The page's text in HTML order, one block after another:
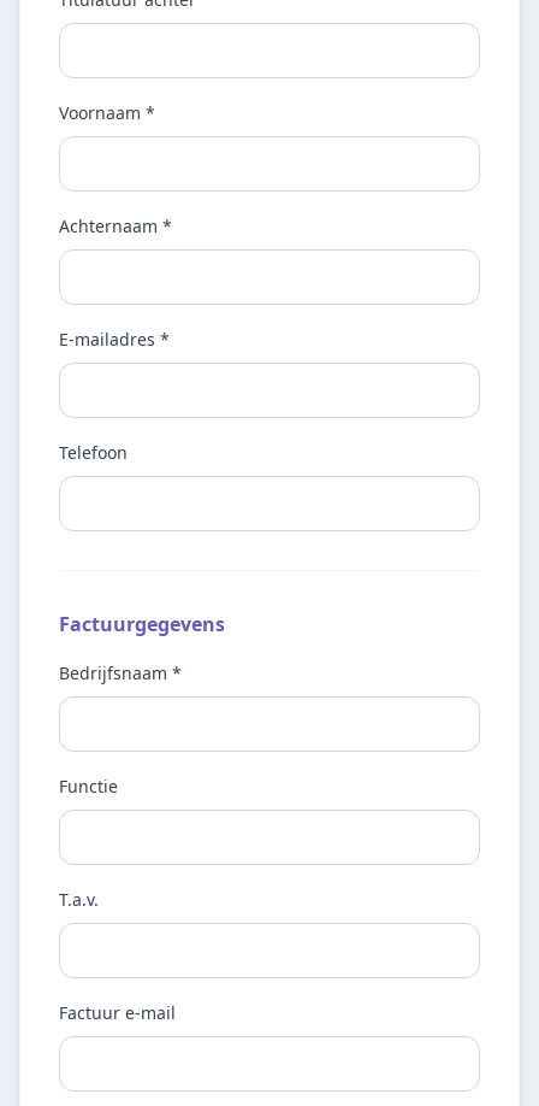
Voornaam *
Achternaam *
E-mailadres *
Telefoon
Factuurgegevens
Bedrijfsnaam *
Functie
T.a.v.
Factuur e-mail